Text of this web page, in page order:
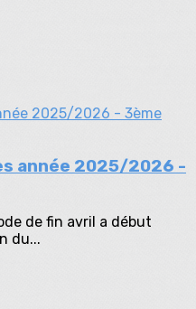
année 2025/2026 -
de fin avril a début
du...